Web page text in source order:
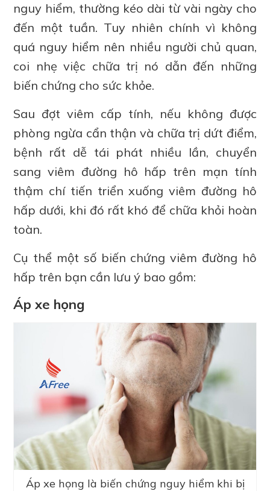
nguy hiểm, thường kéo dài từ vài ngày cho
đến một tuần. Tuy nhiên chính vì không
quá nguy hiểm nên nhiều người chủ quan,
coi nhẹ việc chữa trị nó dẫn đến những
biến chứng cho sức khỏe.
Sau đợt viêm cấp tính, nếu không được
phòng ngừa cẩn thận và chữa trị dứt điểm,
bệnh rất dễ tái phát nhiều lần, chuyển
sang viêm đường hô hấp trên mạn tính
thậm chí tiến triển xuống viêm đường hô
hấp dưới, khi đó rất khó để chữa khỏi hoàn
toàn.
Cụ thể một số biến chứng viêm đường hô
hấp trên bạn cần lưu ý bao gồm:
Áp xe họng
Áp xe họng là biến chứng nguy hiểm khi bị